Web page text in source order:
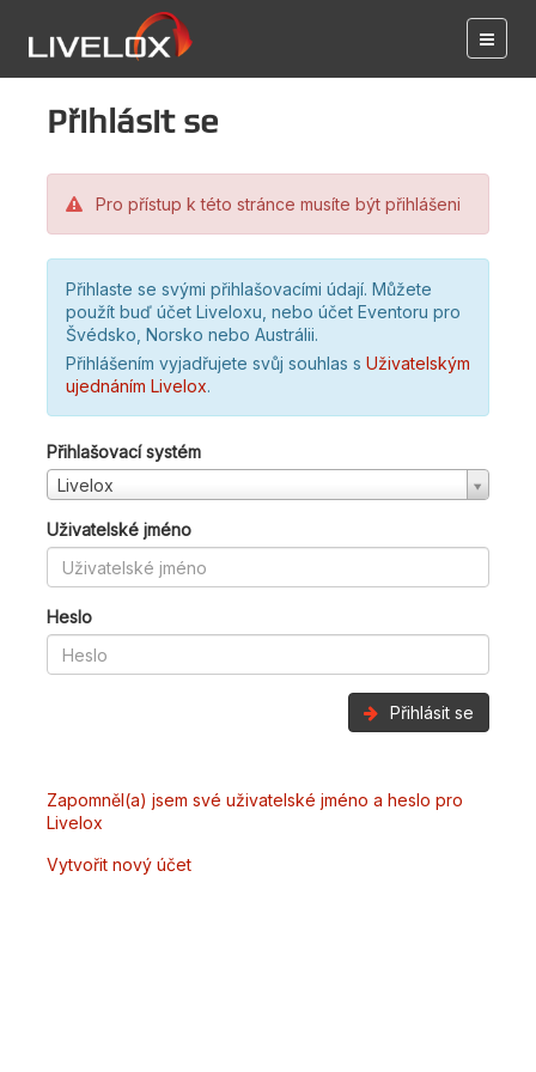
Přihlásit se
Pro přístup k této stránce musíte být přihlášeni
Přihlaste se svými přihlašovacími údají. Můžete
použít buď účet Liveloxu, nebo účet Eventoru pro
Švédsko, Norsko nebo Austrálii.
Přihlášením vyjadřujete svůj souhlas s Uživatelským
ujednáním Livelox.
Přihlašovací systém
Livelox
Uživatelské jméno
Heslo
Přihlásit se
Zapomněl(a) jsem své uživatelské jméno a heslo pro
Livelox
Vytvořit nový účet